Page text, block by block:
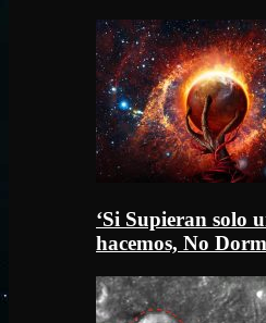
‘Si Supieran solo
hacemos, No